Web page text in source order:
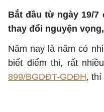
Bắt đầu từ ngày 19/
thay đổi nguyện
Năm nay là năm có
biết điểm thi, rất
899/BGDĐT-GDĐH, thí